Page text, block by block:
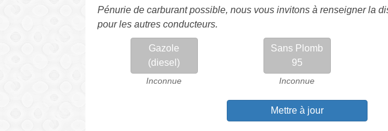
Pénurie de carburant possible, nous vous invitons à renseigner la
pour les autres conducteurs.
Gazole
(diesel)
Inconnue
Sans Plomb
95
Inconnue
Mettre à jour